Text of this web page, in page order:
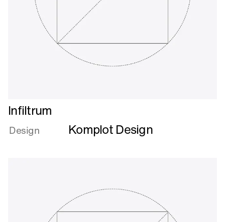
Læs
mere
om
Infiltrum
Design Komplot Design